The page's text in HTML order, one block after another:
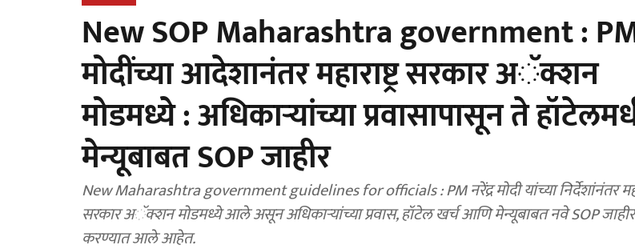
New SOP Maharashtra government :
मोदींच्या आदेशानंतर महाराष्ट्र सरकार अॅक्शन
मोडमध्ये : अधिकाऱ्यांच्या प्रवासापासून ते
मेन्यूबाबत SOP जाहीर
New Maharashtra government guidelines for officials : PM नरेंद्र मोदी यांच्या निर्देशांनंतर
सरकार अॅक्शन मोडमध्ये आले असून अधिकाऱ्यांच्या प्रवास, हॉटेल खर्च आणि मेन्यूबाबत नवे SOP जाहीर
करण्यात आले आहेत.